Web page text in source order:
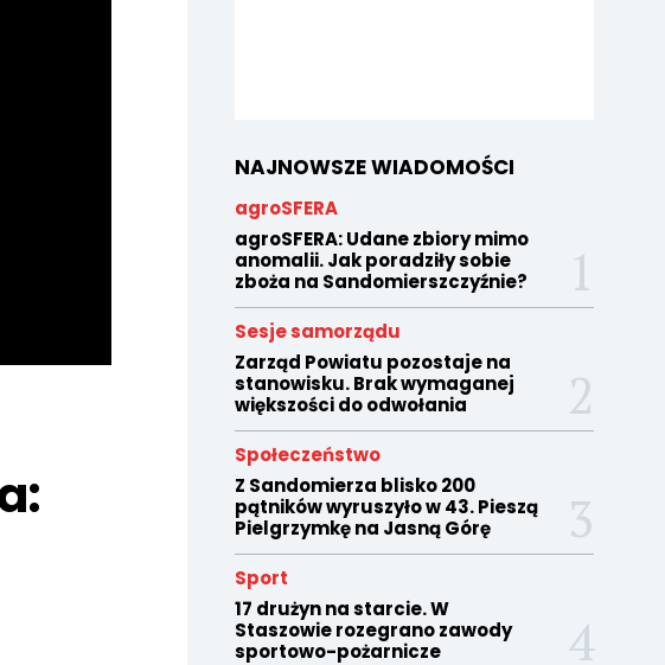
NAJNOWSZE WIADOMOŚCI
agroSFERA
agroSFERA: Udane zbiory mimo
anomalii. Jak poradziły sobie
zboża na Sandomierszczyźnie?
Sesje samorządu
Zarząd Powiatu pozostaje na
stanowisku. Brak wymaganej
większości do odwołania
Społeczeństwo
Z Sandomierza blisko 200
pątników wyruszyło w 43. Pieszą
Pielgrzymkę na Jasną Górę
Sport
17 drużyn na starcie. W
Staszowie rozegrano zawody
sportowo-pożarnicze